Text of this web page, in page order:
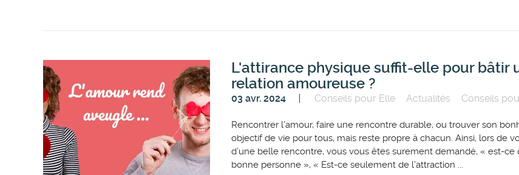
L'attirance physique suffit-elle pour bâtir
relation amoureuse ?
03 avr. 2024 Conseils pour Elle Actualités Conseils
Rencontrer l’amour, faire une rencontre durable, ou trouver son
objectif de vie pour tous, mais reste propre à chacun. Ainsi, lors de
d’une belle rencontre, vous vous êtes surement demandé, « est-ce
bonne personne », « Est-ce seulement de l’attraction ...